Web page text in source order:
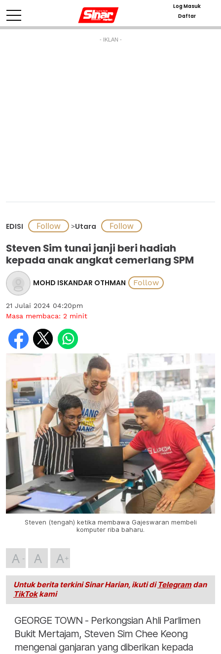
Log Masuk
Daftar
- IKLAN -
EDISI >Utara
Steven Sim tunai janji beri hadiah
kepada anak angkat cemerlang SPM
MOHD ISKANDAR OTHMAN
21 Julai 2024 04:20pm
Masa membaca: 2 minit
Steven (tengah) ketika membawa Gajeswaran membeli
komputer riba baharu.
A A A
Untuk berita terkini Sinar Harian, ikuti di Telegramdan
TikTokkami
GEORGE TOWN - Perkongsian Ahli Parlimen
Bukit Mertajam, Steven Sim Chee Keong
mengenai ganjaran yang diberikan kepada